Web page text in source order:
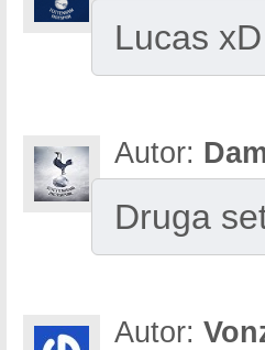
Lucas
Autor:
Druga
Autor: